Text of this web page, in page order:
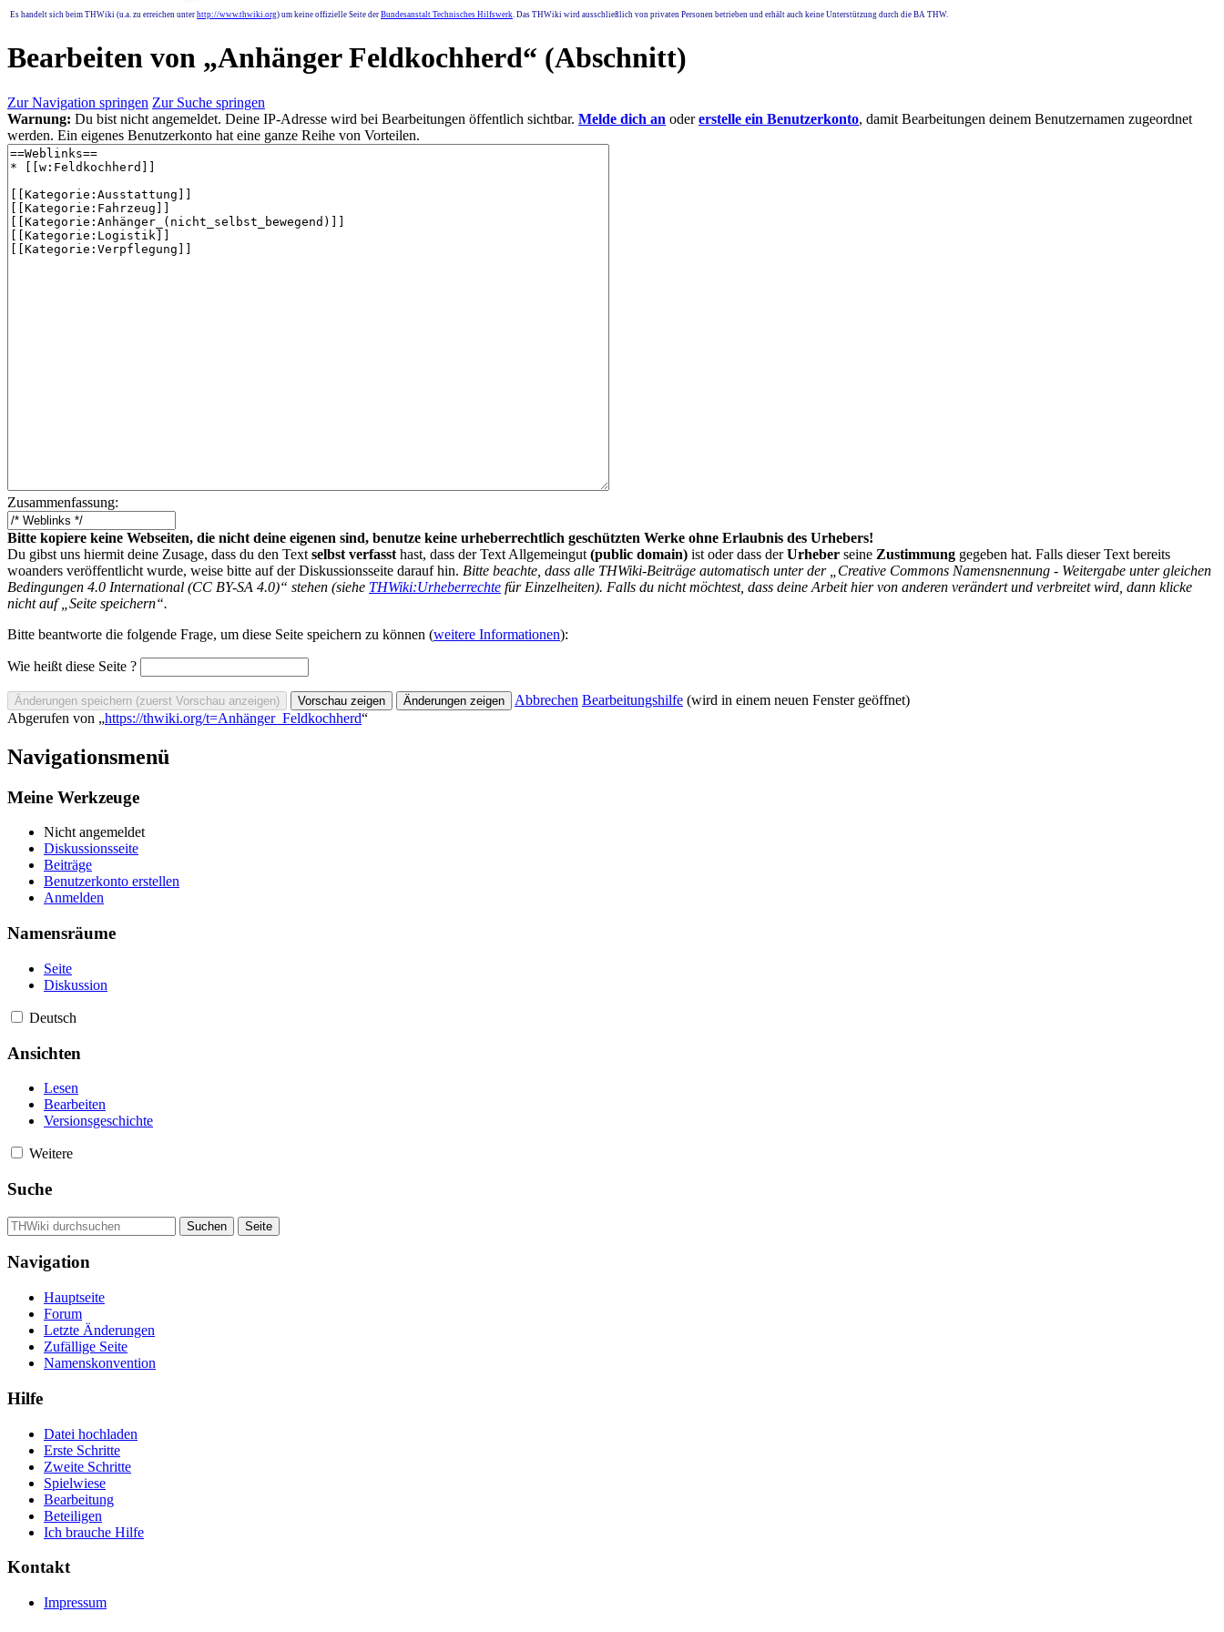
Es handelt sich beim THWiki (u.a. zu erreichen unter http://www.thwiki.org) um keine offizielle Seite der Bundesanstalt Technisches Hilfswerk. Das THWiki wird ausschließlich von privaten Personen betrieben und erhält auch keine Unterstützung durch die BA THW.
Bearbeiten von „Anhänger Feldkochherd“ (Abschnitt)
Zur Navigation springen Zur Suche springen
Warnung: Du bist nicht angemeldet. Deine IP-Adresse wird bei Bearbeitungen öffentlich sichtbar. Melde dich an odererstelle ein Benutzerkonto, damit Bearbeitungen deinem Benutzernamen zugeordnet
werden. Ein eigenes Benutzerkonto hat eine ganze Reihe von Vorteilen.
Zusammenfassung:
Bitte kopiere keine Webseiten, die nicht deine eigenen sind, benutze keine urheberrechtlich geschützten Werke ohne Erlaubnis des Urhebers!
Du gibst uns hiermit deine Zusage, dass du den Text selbst verfasst hast, dass der Text Allgemeingut (public domain) ist oder dass derUrheber seine Zustimmung gegeben hat. Falls dieser Text bereits
woanders veröffentlicht wurde, weise bitte auf der Diskussionsseite darauf hin. Bitte beachte, dass alle THWiki-Beiträge automatisch unter der „Creative Commons Namensnennung - Weitergabe unter gleichen
Bedingungen 4.0 International (CC BY-SA 4.0)“ stehen (siehe THWiki:Urheberrechte für Einzelheiten). Falls du nicht möchtest, dass deine Arbeit hier von anderen verändert und verbreitet wird, dann klicke
nicht auf „Seite speichern“.
Bitte beantworte die folgende Frage, um diese Seite speichern zu können (weitere Informationen):
Wie heißt diese Seite ?
Abbrechen Bearbeitungshilfe (wird in einem neuen Fenster geöffnet)
Abgerufen von „https://thwiki.org/t=Anhänger_Feldkochherd“
Navigationsmenü
Meine Werkzeuge
Nicht angemeldet
Diskussionsseite
Beiträge
Benutzerkonto erstellen
Anmelden
Namensräume
Seite
Diskussion
Deutsch
Ansichten
Lesen
Bearbeiten
Versionsgeschichte
Weitere
Suche
Navigation
Hauptseite
Forum
Letzte Änderungen
Zufällige Seite
Namenskonvention
Hilfe
Datei hochladen
Erste Schritte
Zweite Schritte
Spielwiese
Bearbeitung
Beteiligen
Ich brauche Hilfe
Kontakt
Impressum